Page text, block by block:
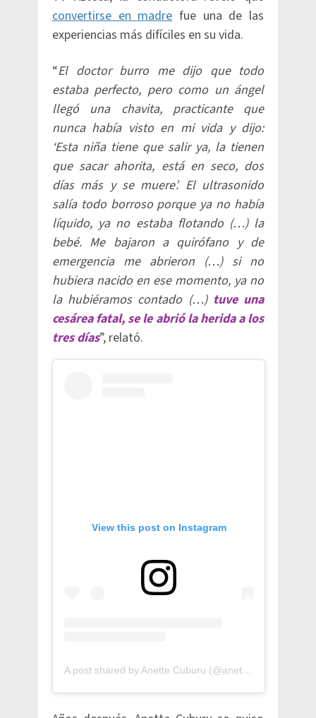
convertirse en madrefue una de las
experiencias más difíciles en su vida.
“El doctor burro me dijo que todo
estaba perfecto, pero como un ángel
llegó una chavita, practicante que
nunca había visto en mi vida y dijo:
‘Esta niña tiene que salir ya, la tienen
que sacar ahorita, está en seco, dos
días más y se muere’. El ultrasonido
salía todo borroso porque ya no había
líquido, ya no estaba flotando (…) la
bebé. Me bajaron a quirófano y de
emergencia me abrieron (…) si no
hubiera nacido en ese momento, ya no
la hubiéramos contado (…) tuve una
cesárea fatal, se le abrió la herida a los
tres días”, relató.
View this post on Instagram